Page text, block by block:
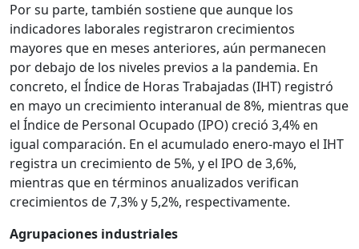
Por su parte, también sostiene que aunque los
indicadores laborales registraron crecimientos
mayores que en meses anteriores, aún permanecen
por debajo de los niveles previos a la pandemia. En
concreto, el Índice de Horas Trabajadas (IHT) registró
en mayo un crecimiento interanual de 8%, mientras que
el Índice de Personal Ocupado (IPO) creció 3,4% en
igual comparación. En el acumulado enero-mayo el IHT
registra un crecimiento de 5%, y el IPO de 3,6%,
mientras que en términos anualizados verifican
crecimientos de 7,3% y 5,2%, respectivamente.
Agrupaciones industriales